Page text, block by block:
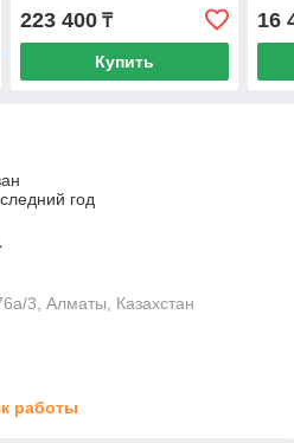
223 400₸
Купить
16
год
3, Алматы, Казахстан
работы